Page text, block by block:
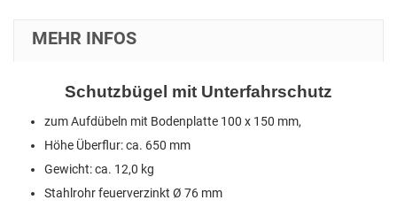
MEHR INFOS
Schutzbügel mit Unterfahrschutz
zum Aufdübeln mit Bodenplatte 100 x 150 mm,
Höhe Überflur: ca. 650 mm
Gewicht: ca. 12,0 kg
Stahlrohr feuerverzinkt Ø 76 mm